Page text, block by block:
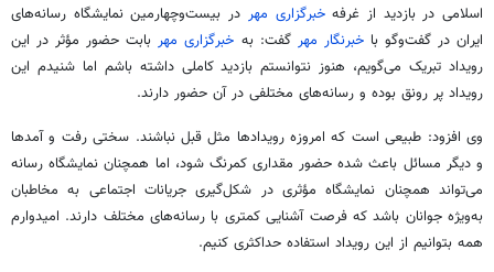
اسلامی در بازدید از غرفهخبرگزاری مهر در بیست‌وچهارمیننمایشگاه رسانه‌های
ایران در گفت‌وگو با خبرنگار مهر گفت: به خبرگزاری مهر بابت حضور مؤثر در این
رویداد تبریک می‌گویم، هنوز نتوانستم بازدید کاملی داشته باشم اما شنیدم این
رویداد پر رونق بوده و رسانه‌های مختلفی در آن حضور دارند.
وی افزود: طبیعی است که امروزه رویدادها مثل قبل نباشند. سختی رفت وآمدها
و دیگر مسائل باعث شده حضور مقداری کمرنگ شود، اما همچنان نمایشگاه رسانه
می‌تواند همچنان نمایشگاه مؤثری در شکل‌گیری جریانات اجتماعی به مخاطبان
به‌ویژه جوانان باشد که فرصت آشنایی کمتری با رسانه‌های مختلف دارند. امیدوارم
همه بتوانیم از این رویداد استفاده حداکثری کنیم.